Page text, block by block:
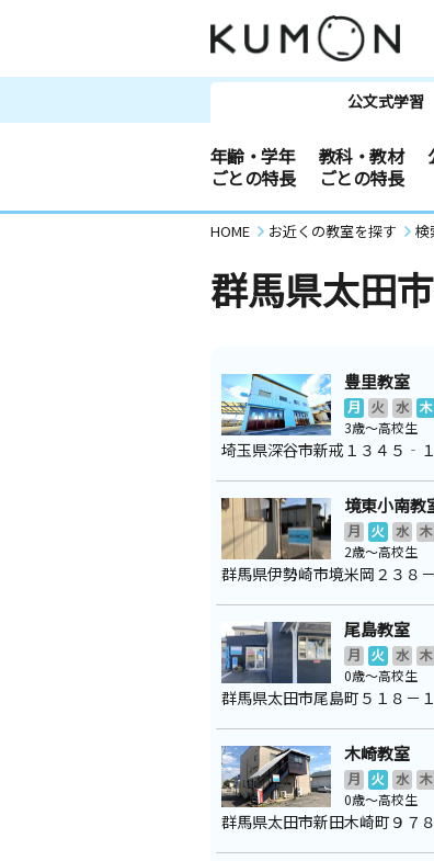
公文式学習
年齢・学年
ごとの特長
教科・教材
ごとの特長
HOME お近くの教室を探す 検
群馬県太田
豊里教室
月 火 水 木
3歳～高校生
埼玉県深谷市新戒１３４５‐１
境東小南教
月 火 水 木
2歳～高校生
群馬県伊勢崎市境米岡２３８
尾島教室
月 火 水 木
0歳～高校生
群馬県太田市尾島町５１８－１
木崎教室
月 火 水 木
0歳～高校生
群馬県太田市新田木崎町９７